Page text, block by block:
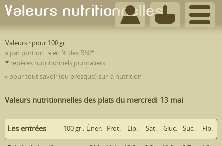
Valeurs nutritionnelles
Valeurs : pour 100 gr.
» par portion » en % des RNJ*
* repères nutritionnels journaliers
nutrition | haut de page
» pour tout savoir (ou presque) sur la nutrition
Valeurs nutritionnelles des plats du mercredi 13 mai
100 gr :
Les entrées Éner. Prot. Lip. Sat. Gluc. Suc. Fib.